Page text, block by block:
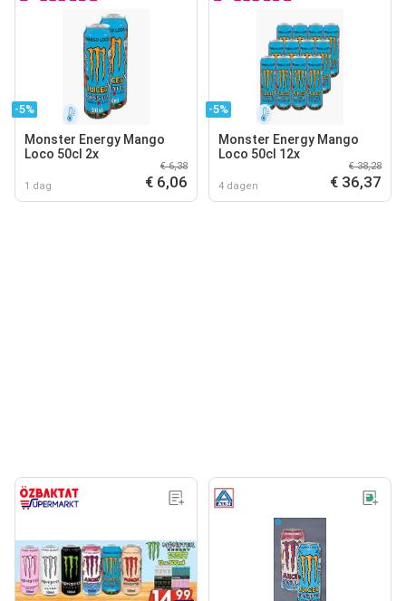
-5%
Monster Energy Mango
Loco 50cl 2x
1 dag
€ 6,38
€ 6,06
-5%
Monster Energy Mango
Loco 50cl 12x
4 dagen
€ 38,28
€ 36,37